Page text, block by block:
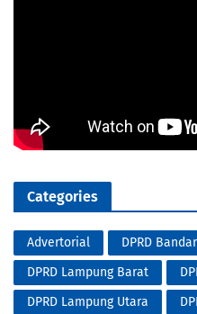
Categories
Advertorial DPRD
DPRD Lampung Barat
DPRD Lampung Utara